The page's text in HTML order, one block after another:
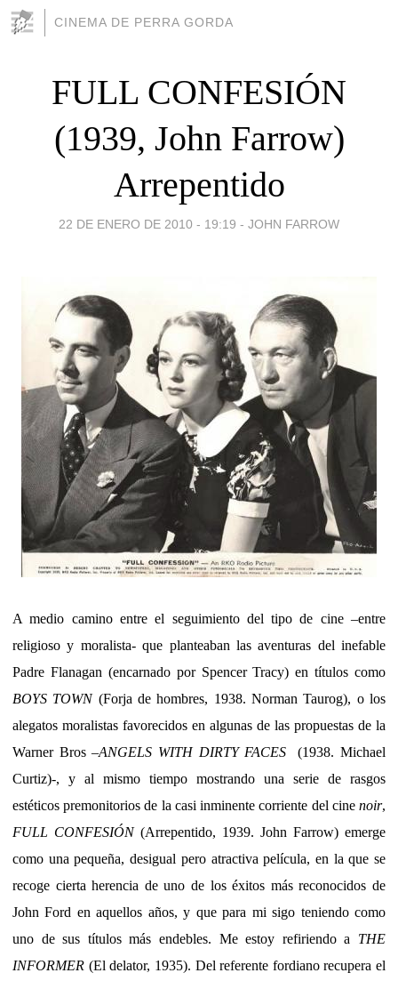
CINEMA DE PERRA GORDA
FULL CONFESIÓN
(1939, John Farrow)
Arrepentido
22 DE ENERO DE 2010 - 19:19 - JOHN FARROW
A medio camino entre el seguimiento del tipo de cine –entre
religioso y moralista- que planteaban las aventuras del inefable
Padre Flanagan (encarnado por Spencer Tracy) en títulos como
BOYS TOWN(Forja de hombres, 1938. Norman Taurog), o los
alegatos moralistas favorecidos en algunas de las propuestas de la
Warner Bros –ANGELS WITH DIRTY FACES
(1938. Michael
Curtiz)-, y al mismo tiempo mostrando una serie de rasgos
estéticos premonitorios de la casi inminente corriente del cine noir,
FULL CONFESIÓN(Arrepentido, 1939. John Farrow) emerge
como una pequeña, desigual pero atractiva película, en la que se
recoge cierta herencia de uno de los éxitos más reconocidos de
John Ford en aquellos años, y que para mi sigo teniendo como
uno de sus títulos más endebles. Me estoy refiriendo a THE
INFORMER (El delator, 1935). Del referente fordiano recupera el